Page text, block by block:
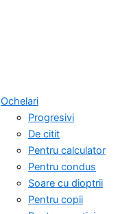
Ochelari
Progresivi
De citit
Pentru calculator
Pentru condus
Soare cu dioptrii
Pentru copii